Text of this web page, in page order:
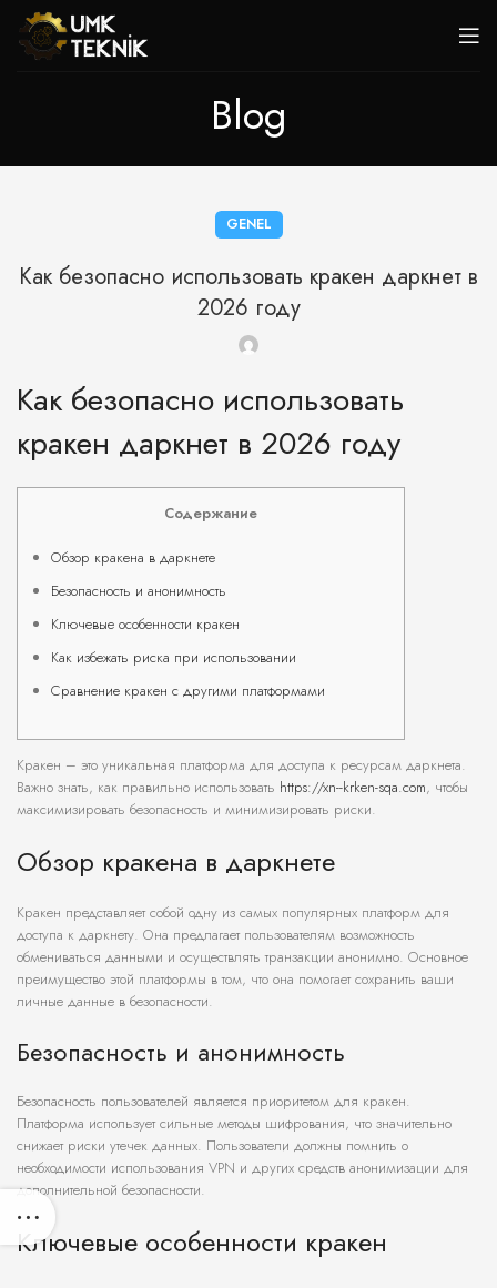
Blog
GENEL
Как безопасно использовать кракен даркнет в
2026 году
Как безопасно использовать
кракен даркнет в 2026 году
Содержание
Обзор кракена в даркнете
Безопасность и анонимность
Ключевые особенности кракен
Как избежать риска при использовании
Сравнение кракен с другими платформами
Кракен – это уникальная платформа для доступа к ресурсам даркнета.
Важно знать, как правильно использовать https://xn--krken-sqa.com, чтобы
максимизировать безопасность и минимизировать риски.
Обзор кракена в даркнете
Кракен представляет собой одну из самых популярных платформ для
доступа к даркнету. Она предлагает пользователям возможность
обмениваться данными и осуществлять транзакции анонимно. Основное
преимущество этой платформы в том, что она помогает сохранить ваши
личные данные в безопасности.
Безопасность и анонимность
Безопасность пользователей является приоритетом для кракен.
Платформа использует сильные методы шифрования, что значительно
снижает риски утечек данных. Пользователи должны помнить о
необходимости использования VPN и других средств анонимизации для
дополнительной безопасности.
Ключевые особенности кракен